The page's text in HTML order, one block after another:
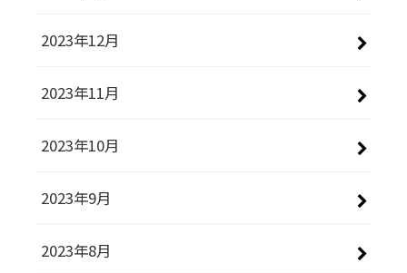
2023年12月
2023年11月
2023年10月
2023年9月
2023年8月